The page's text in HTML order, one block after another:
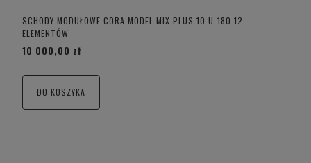
SCHODY MODUŁOWE CORA MODEL MIX PLUS 10 U-180 12
ELEMENTÓW
10 000,00 zł
DO KOSZYKA